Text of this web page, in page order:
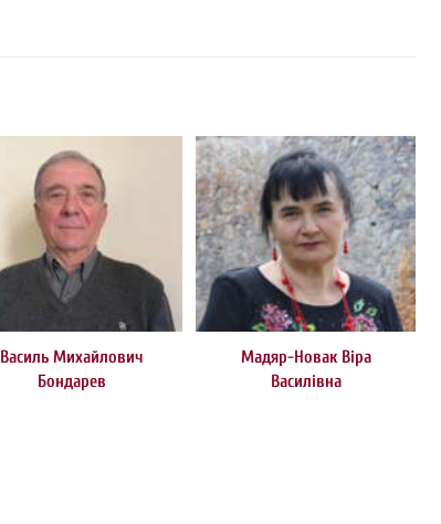
Василь Михайлович
Бондарев
Мадяр-Новак Віра
Василівна